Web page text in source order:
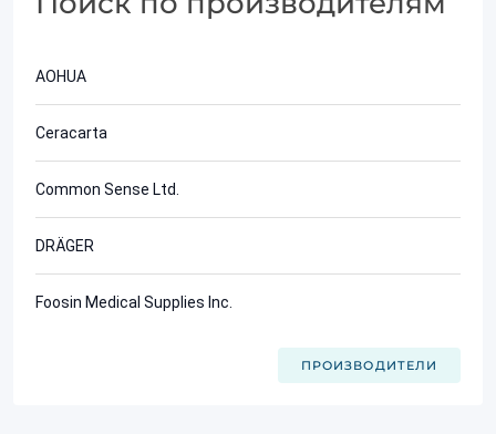
AOHUA
Ceracarta
Common Sense Ltd.
DRÄGER
Foosin Medical Supplies Inc.
ПРОИЗВОДИТЕЛИ